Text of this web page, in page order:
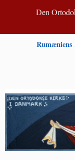
Den
Rumæniens